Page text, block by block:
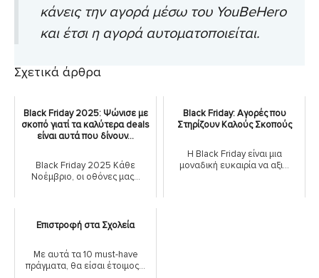
κάνεις την αγορά μέσω του YouBeHero
και έτσι η αγορά αυτοματοποιείται.
Σχετικά άρθρα
Black Friday 2025: Ψώνισε με
σκοπό γιατί τα καλύτερα deals
είναι αυτά που δίνουν...
Black Friday 2025 Κάθε
Νοέμβριο, οι οθόνες μας...
Black Friday: Αγορές που
Στηρίζουν Καλούς Σκοπούς
Η Black Friday είναι μια
μοναδική ευκαιρία να αξι...
Επιστροφή στα Σχολεία
Με αυτά τα 10 must-have
πράγματα, θα είσαι έτοιμος...